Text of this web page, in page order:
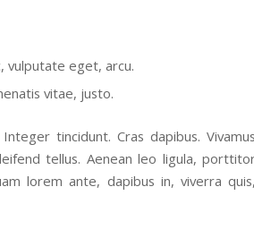
vulputate eget, arcu.
vitae, justo.
tincidunt. Cras dapibus. Vivamus
tellus. Aenean leo ligula,
lorem ante, dapibus in, viverra quis,